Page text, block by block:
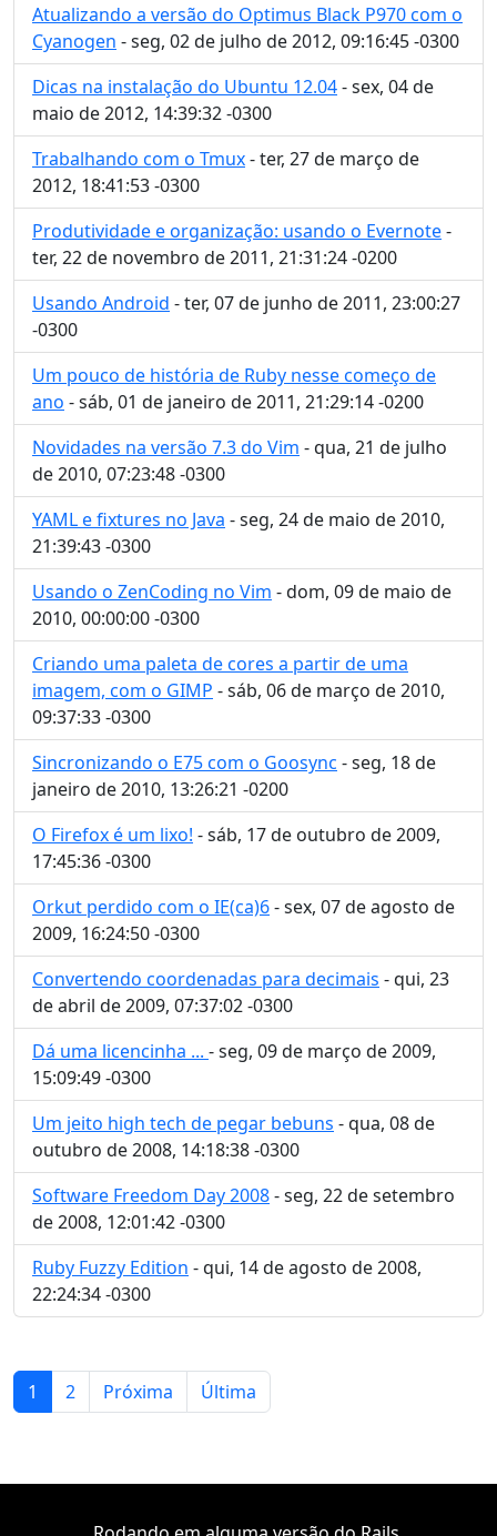
Atualizando a versão do Optimus Black P970 com o
Cyanogen - seg, 02 de julho de 2012, 09:16:45 -0300
Dicas na instalação do Ubuntu 12.04- sex, 04 de
maio de 2012, 14:39:32 -0300
Trabalhando com o Tmux- ter, 27 de março de
2012, 18:41:53 -0300
Produtividade e organização: usando o Evernote-
ter, 22 de novembro de 2011, 21:31:24 -0200
Usando Android - ter, 07 de junho de 2011, 23:00:27
-0300
Um pouco de história de Ruby nesse começo de
ano - sáb, 01 de janeiro de 2011, 21:29:14 -0200
Novidades na versão 7.3 do Vim - qua, 21 de julho
de 2010, 07:23:48 -0300
YAML e fixtures no Java - seg, 24 de maio de 2010,
21:39:43 -0300
Usando o ZenCoding no Vim - dom, 09 de maio de
2010, 00:00:00 -0300
Criando uma paleta de cores a partir de uma
imagem, com o GIMP - sáb, 06 de março de 2010,
09:37:33 -0300
Sincronizando o E75 com o Goosync - seg, 18 de
janeiro de 2010, 13:26:21 -0200
O Firefox é um lixo! - sáb, 17 de outubro de 2009,
17:45:36 -0300
Orkut perdido com o IE(ca)6- sex, 07 de agosto de
2009, 16:24:50 -0300
Convertendo coordenadas para decimais - qui, 23
de abril de 2009, 07:37:02 -0300
Dá uma licencinha ... - seg, 09 de março de 2009,
15:09:49 -0300
Um jeito high tech de pegar bebuns - qua, 08 de
outubro de 2008, 14:18:38 -0300
Software Freedom Day 2008- seg, 22 de setembro
de 2008, 12:01:42 -0300
Ruby Fuzzy Edition - qui, 14 de agosto de 2008,
22:24:34 -0300
1 2 Próxima Última